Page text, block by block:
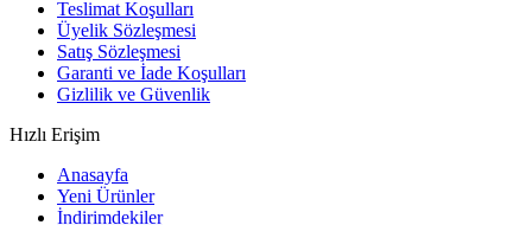
Teslimat Koşulları
Üyelik Sözleşmesi
Satış Sözleşmesi
Garanti ve İade Koşulları
Gizlilik ve Güvenlik
Hızlı Erişim
Anasayfa
Yeni Ürünler
İndirimdekiler